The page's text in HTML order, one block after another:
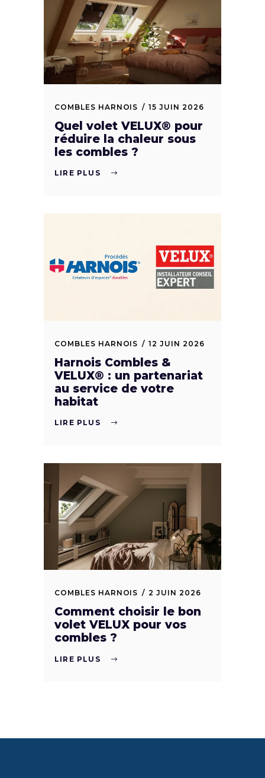
COMBLES HARNOIS 15 JUIN 2026
Quel volet VELUX® pour
réduire la chaleur sous
les combles ?
LIRE PLUS
COMBLES HARNOIS 12 JUIN 2026
Harnois Combles &
VELUX® : un partenariat
au service de votre
habitat
LIRE PLUS
COMBLES HARNOIS 2 JUIN 2026
Comment choisir le bon
volet VELUX pour vos
combles ?
LIRE PLUS